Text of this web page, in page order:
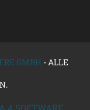
GMBH - ALLE